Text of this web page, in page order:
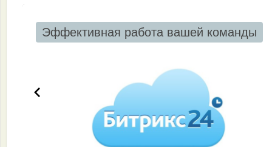
Эффективная работа вашей команды